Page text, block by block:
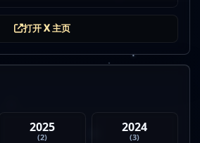
打开 X 主页
2025
(2)
2024
(3)